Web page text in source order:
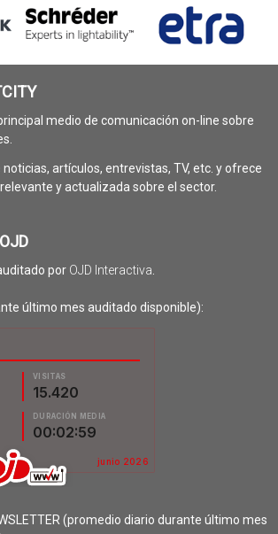
medio de comunicación on-line sobre
artículos, entrevistas, TV, etc. y ofrece
y actualizada sobre el sector.
por OJD Interactiva
último mes auditado disponible):
(promedio diario durante último mes